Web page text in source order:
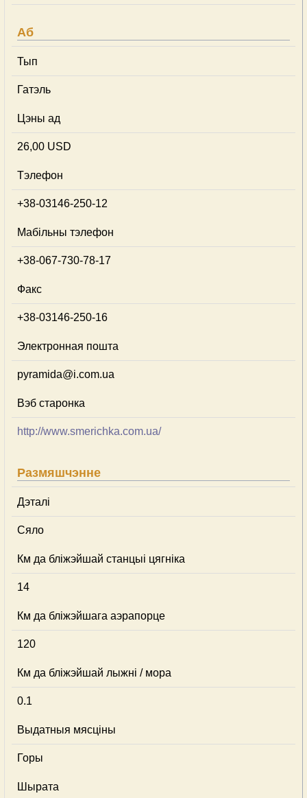
Аб
Тып
Гатэль
Цэны ад
26,00 USD
Тэлефон
+38-03146-250-12
Мабільны тэлефон
+38-067-730-78-17
Факс
+38-03146-250-16
Электронная пошта
pyramida@i.com.ua
Вэб старонка
http://www.smerichka.com.ua/
Размяшчэнне
Дэталі
Сяло
Км да бліжэйшай станцыі цягніка
14
Км да бліжэйшага аэрапорце
120
Км да бліжэйшай лыжні / мора
0.1
Выдатныя мясціны
Горы
Шырата